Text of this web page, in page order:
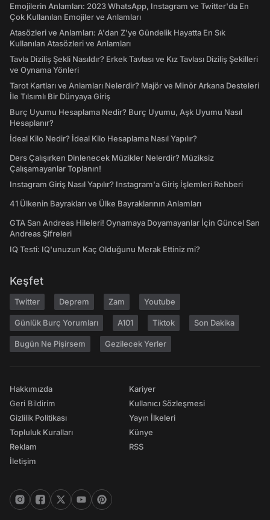
Emojilerin Anlamları: 2023 WhatsApp, Instagram ve Twitter'da En
Çok Kullanılan Emojiler ve Anlamları
Atasözleri ve Anlamları: A'dan Z'ye Gündelik Hayatta En Sık
Kullanılan Atasözleri ve Anlamları
Tavla Diziliş Şekli Nasıldır? Erkek Tavlası ve Kız Tavlası Diziliş Şekilleri
ve Oynama Yönleri
Tarot Kartları ve Anlamları Nelerdir? Majör ve Minör Arkana Desteleri
İle Tılsımlı Bir Dünyaya Giriş
Burç Uyumu Hesaplama Nedir? Burç Uyumu, Aşk Uyumu Nasıl
Hesaplanır?
İdeal Kilo Nedir? İdeal Kilo Hesaplama Nasıl Yapılır?
Ders Çalışırken Dinlenecek Müzikler Nelerdir? Müziksiz
Çalışamayanlar Toplanın!
Instagram Giriş Nasıl Yapılır? Instagram'a Giriş İşlemleri Rehberi
41 Ülkenin Bayrakları ve Ülke Bayraklarının Anlamları
GTA San Andreas Hileleri! Oynamaya Doyamayanlar İçin Güncel San
Andreas Şifreleri
IQ Testi: IQ'unuzun Kaç Olduğunu Merak Ettiniz mi?
Keşfet
Twitter Deprem Zam Youtube
Günlük Burç Yorumları A101 Tiktok Son Dakika
Bugün Ne Pişirsem Gezilecek Yerler
Hakkımızda
Geri Bildirim
Gizlilik Politikası
Topluluk Kuralları
Reklam
İletişim
Kariyer
Kullanıcı Sözleşmesi
Yayın İlkeleri
Künye
RSS